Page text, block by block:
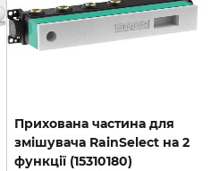
Прихована частина для
змішувача RainSelect на 2
функції (15310180)